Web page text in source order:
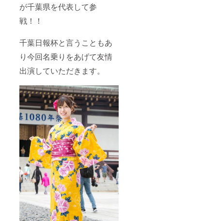
が千葉県を代表して参
戦！！
千葉日報杯と言うこともあ
り今回名乗りをあげて友情
出演していただきます。